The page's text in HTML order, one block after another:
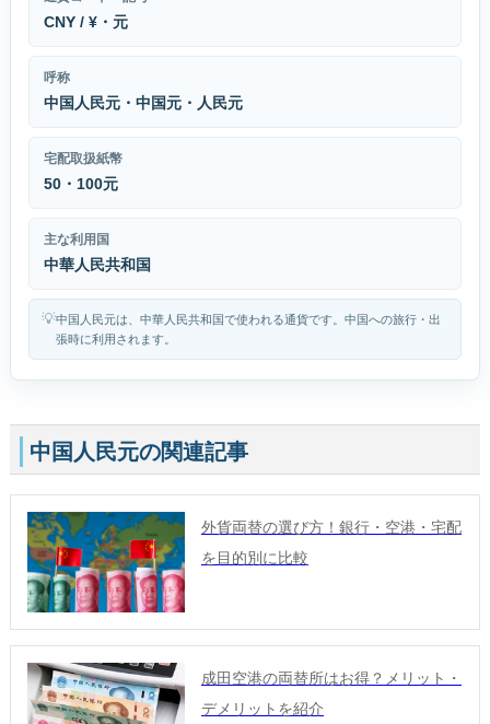
CNY / ¥・元
呼称
中国人民元・中国元・人民元
宅配取扱紙幣
50・100元
主な利用国
中華人民共和国
💡中国人民元は、中華人民共和国で使われる通貨です。中国への旅行・出
張時に利用されます。
中国人民元の関連記事
外貨両替の選び方！銀行・空港・宅配
を目的別に比較
成田空港の両替所はお得？メリット・
デメリットを紹介